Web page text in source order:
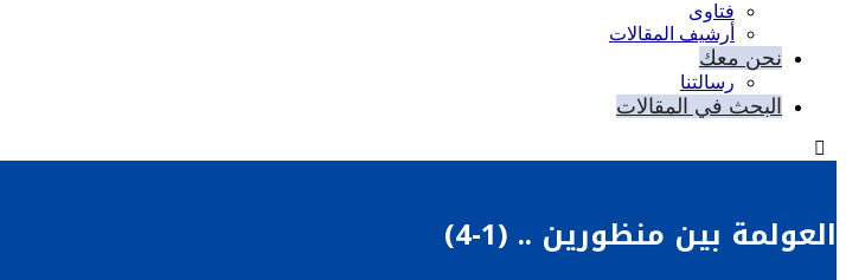
فتاوى
أرشيف المقالات
نحن معك
رسالتنا
البحث في المقالات
العولمة بين منظورين .. (1-4)